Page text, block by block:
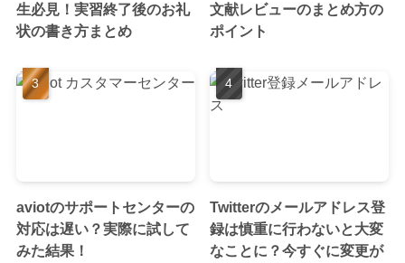
生必見！実習終了後のお礼
状の書き方まとめ
文献レビューのまとめ方の
ポイント
aviotのサポートセンターの
対応は遅い？実際に試して
みた結果！
Twitterのメールアドレス登
録は慎重に行わないと大変
なことに？今すぐに変更が